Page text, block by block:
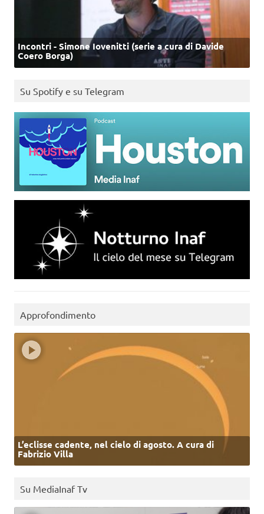
Incontri - Simone Iovenitti (serie a cura di Davide
Coero Borga)
Su Spotify e su Telegram
Approfondimento
L’eclisse cadente, nel cielo di agosto. A cura di
Fabrizio Villa
Su MediaInaf Tv